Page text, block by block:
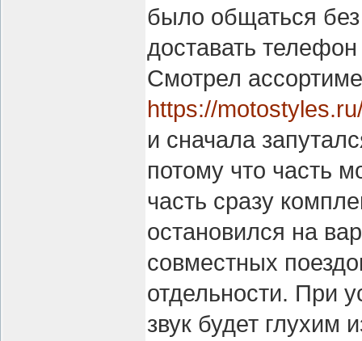
было общаться
доставать
Смотрел
https://
и сначала
потому что часть
часть сразу
остановился на
совместных
отдельности. При
звук будет